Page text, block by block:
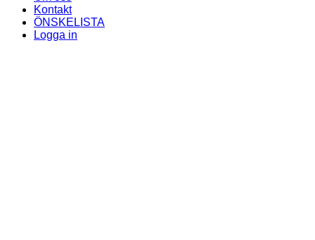
Kontakt
ÖNSKELISTA
Logga in